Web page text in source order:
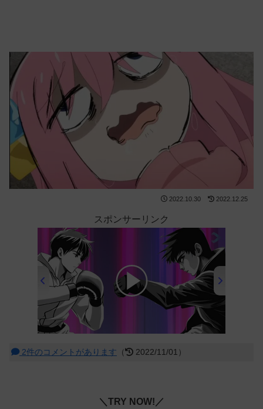
2022.10.30 2022.12.25
スポンサーリンク
00:00/
2件のコメントがあります （ 2022/11/01）
＼TRY NOW!／